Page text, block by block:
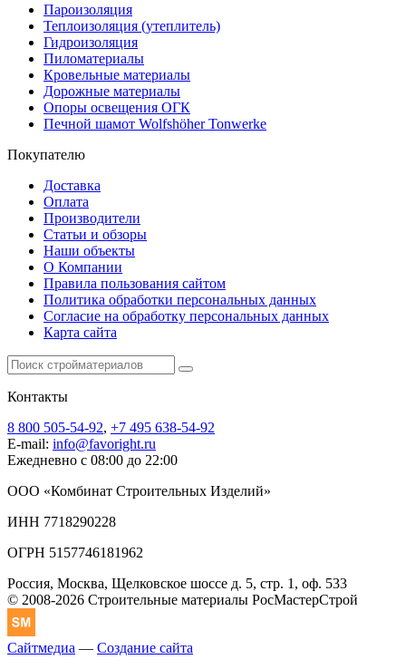
Пароизоляция
Теплоизоляция (утеплитель)
Гидроизоляция
Пиломатериалы
Кровельные материалы
Дорожные материалы
Опоры освещения ОГК
Печной шамот Wolfshöher Tonwerke
Покупателю
Доставка
Оплата
Производители
Статьи и обзоры
Наши объекты
О Компании
Правила пользования сайтом
Политика обработки персональных данных
Согласие на обработку персональных данных
Карта сайта
Контакты
8 800 505-54-92, +7 495 638-54-92
E-mail: info@favoright.ru
Ежедневно с 08:00 до 22:00
ООО «Комбинат Строительных Изделий»
ИНН 7718290228
ОГРН 5157746181962
Россия, Москва, Щелковское шоссе д. 5, стр. 1, оф. 533
© 2008-2026 Строительные материалы РосМастерСтрой
Сайтмедиа — Создание сайта